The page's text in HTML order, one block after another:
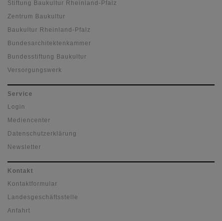
Stiftung Baukultur Rheinland-Pfalz
Zentrum Baukultur
Baukultur Rheinland-Pfalz
Bundesarchitektenkammer
Bundesstiftung Baukultur
Versorgungswerk
Service
Login
Mediencenter
Datenschutzerklärung
Newsletter
Kontakt
Kontaktformular
Landesgeschäftsstelle
Anfahrt